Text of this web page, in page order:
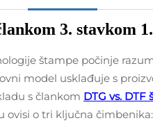
3. stavkom 1.
štampe počinje
model usklađuje s
s člankom DTG vs.
ovisi o tri ključna